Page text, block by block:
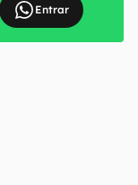
Entrar